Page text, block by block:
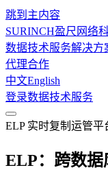
跳到主内容
SURINCH盈尺网络
数据技术服务解决方
代理合作
中文English
登录数据技术服务
ELP 实时复制运管平
ELP：跨数据